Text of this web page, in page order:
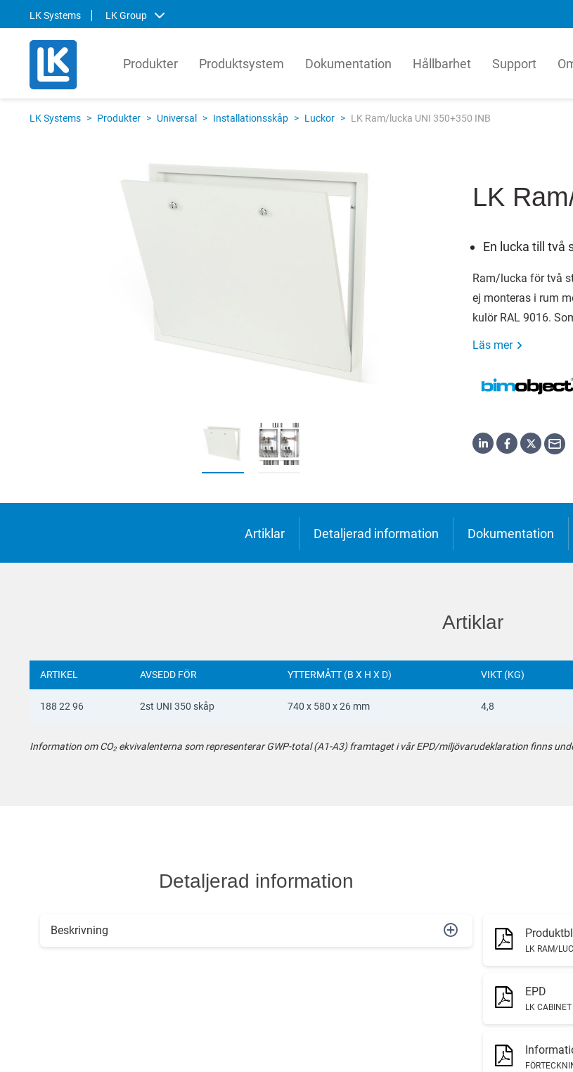
LK Systems LK Group
LK Systems
LK Systems är ledande i Norden inom
tappvattensystem samt kulvert. Våra
system är enkla att installera och i vår
prefabriceringsanläggning tillverkar vi
även skräddarsydda system som
LK Armatur är en ledande ventil- och
den globala VVS-marknaden. Våra
lösningar baseras på en helhetssyn
om hur ventiler, styrenheter,
komponenter och prefabricerade
produkter fungerar ihop.
Suomi
förnätade PE-
Produkter Produktsystem Dokumentation Hållbarhet Support
LK Systems > Produkter > Universal > Installationsskåp > Luckor > LK Ram/lucka UNI 350+350 INB
LK
En lucka till två
Ram/lucka för två
ej monteras i rum
kulör RAL 9016.
Läs mer
Artiklar Detaljerad information Dokumentation
Artiklar
ARTIKEL AVSEDD FÖR YTTERMÅTT (B X H X D) VIKT (KG)
188 22 96 2st UNI 350 skåp 740 x 580 x 26 mm 4,8
Information om CO₂ ekvivalenterna som representerar GWP-total (A1-A3) framtaget i vår EPD/miljövarudeklaration finns
Detaljerad information
Beskrivning
LK RAM/
EPD
LK